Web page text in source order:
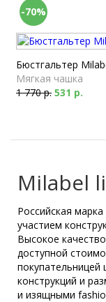
-70%
Бюстгальтер
Мягкая чашка
1 770 р. 531 р.
Milabel
Российская
участием
Высокое
доступной
конструкций и
и изящными